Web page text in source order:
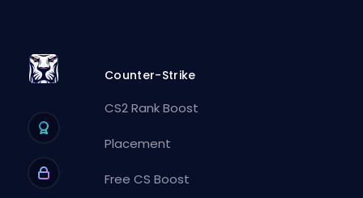
Counter-Strike
CS2 Rank Boost
Placement
Free CS Boost